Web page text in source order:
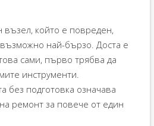
възел, който е повреден,
най-бързо. Доста е
сами, първо трябва да
инструменти.
без подготовка означава
ремонт за повече от един